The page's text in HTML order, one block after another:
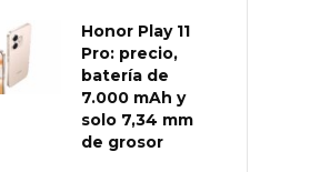
Honor Play 11
Pro: precio,
batería de
7.000 mAh y
solo 7,34 mm
de grosor